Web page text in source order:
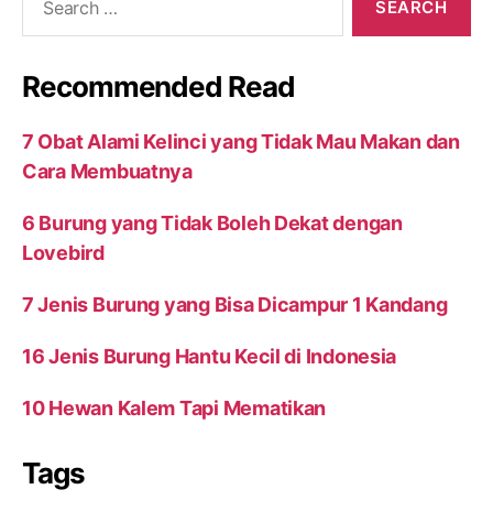
Recommended Read
7 Obat Alami Kelinci yang Tidak Mau Makan dan
Cara Membuatnya
6 Burung yang Tidak Boleh Dekat dengan
Lovebird
7 Jenis Burung yang Bisa Dicampur 1 Kandang
16 Jenis Burung Hantu Kecil di Indonesia
10 Hewan Kalem Tapi Mematikan
Tags